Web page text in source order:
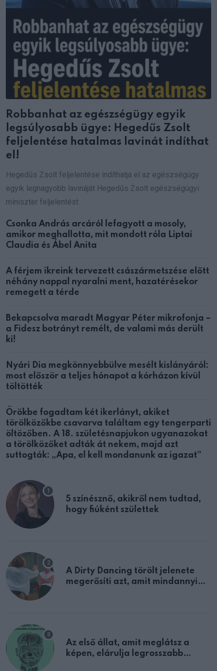
Robbanhat az egészségügy egyik
legsúlyosabb ügye: Hegedűs Zsolt
feljelentése hatalmas lavinát indíthat
el!
Hegedűs Zsolt feljelentése indíthatja el az egészségügy
egyik legnagyobb lavináját Hegedűs Zsolt egészségügyi
miniszter feljelentést
Csonka András arcáról lefagyott a mosoly,
amikor meghallotta, mit mondott róla Liptai
Claudia és Ábel Anita
A férjem ikreink tervezett császármetszése előtt
néhány nappal nyaralni ment, hazatérésekor
remegett a térde
Bekapcsolva maradt Magyar Péter mikrofonja –
a Fidesz botrányt remélt, de valami más derült
ki!
Nyári Dia megkönnyebbülve mesélt kislányáról:
most először a teljes hónapot a kórházon kívül
töltötték
Örökbe fogadtam két ikerlányt, akiket
törölközőkbe csavarva találtam egy tengerparti
öltözőben. A 18. születésnapjukon ugyanazokat
a törölközőket adták át nekem, majd azt
suttogták: „Apa, el kell mondanunk az igazat”
5 színésznő, akikről nem tudtad,
hogy fiúként születtek
A Dirty Dancing törölt jelenete
megerősíti azt, amit mindannyian
Az első állat, amit meglátsz a
képen, elárulja legrosszabb